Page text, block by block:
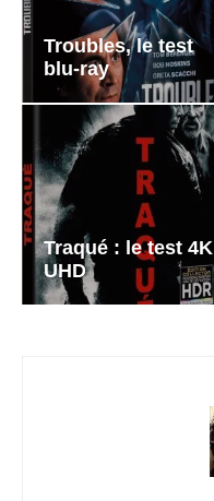
Troubles, le test
blu-ray
Traqué : le test 4K
UHD